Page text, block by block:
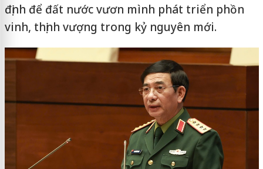
định để đất nước vươn mình phát triển phồn
vinh, thịnh vượng trong kỷ nguyên mới.